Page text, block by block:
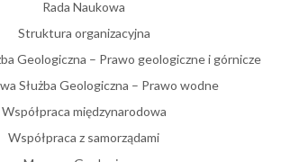
Rada Naukowa
Struktura organizacyjna
Geologiczna – Prawo geologiczne i górnicze
Służba Geologiczna – Prawo wodne
Współpraca międzynarodowa
Współpraca z samorządami